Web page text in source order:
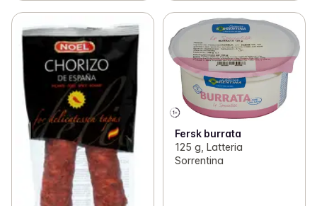
Fersk burrata
125 g, Latteria
Sorrentina